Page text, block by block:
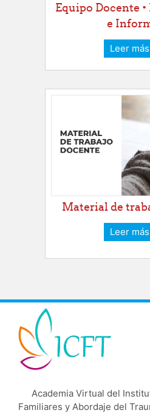
Equipo Docente
e
Leer más
Material de
Leer más
Academia Virtual del
Familiares y Abordaje del